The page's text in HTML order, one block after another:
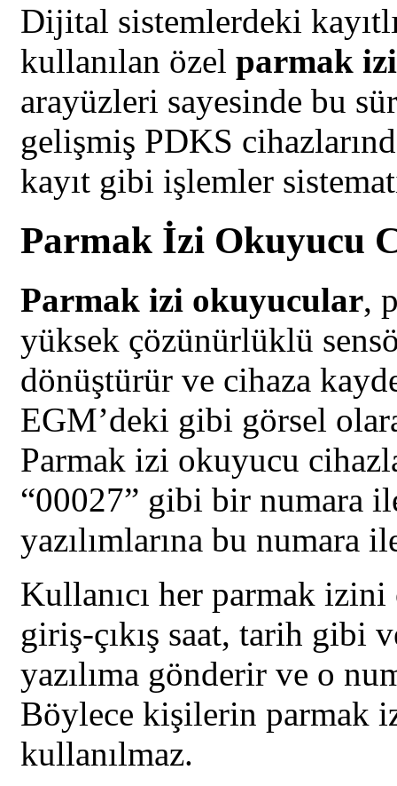
Dijital sistemlerdeki
kullanılan özel parmak
arayüzleri sayesinde bu
gelişmiş PDKS
kayıt gibi işlemler
Parmak İzi Okuyucu
Parmak izi okuyucular,
yüksek çözünürlüklü
dönüştürür ve cihaza
EGM’deki gibi görsel
Parmak izi okuyucu
“00027” gibi bir numara
yazılımlarına bu
Kullanıcı her parmak izini
giriş-çıkış saat, tarih gibi
yazılıma gönderir ve o
Böylece kişilerin parmak
kullanılmaz.